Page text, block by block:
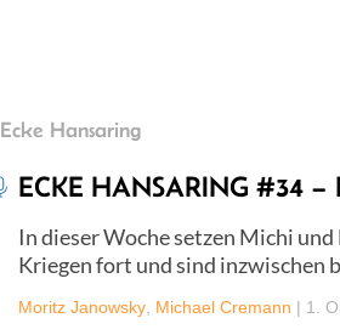
Ecke Hansaring
ECKE HANSARING #34
In dieser Woche setzen Michi
Kriegen fort und sind inzwischen
Moritz Janowsky Michael Cremann | 1.